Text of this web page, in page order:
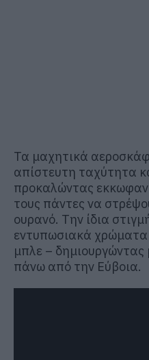
Τα μαχητικά
απίστευτη ταχύτητα
προκαλώντας
τους πάντες να
ουρανό. Την ίδια
εντυπωσιακά χρώματα
μπλε – δημιουργώντας
πάνω από την Εύβοια.